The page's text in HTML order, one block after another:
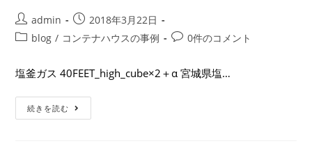
admin
2018年3月22日
blog / コンテナハウスの事例 0件のコメント
塩釜ガス 40FEET_high_cube×2＋α 宮城県塩…
続きを読む